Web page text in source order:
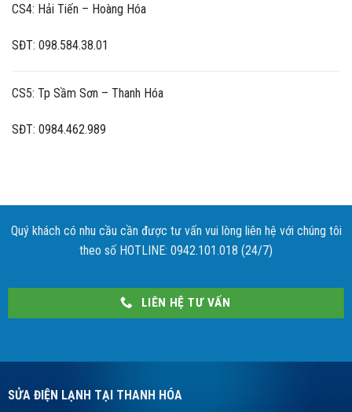
CS4: Hải Tiến – Hoàng Hóa
SĐT: 098.584.38.01
CS5: Tp Sầm Sơn – Thanh Hóa
SĐT: 0984.462.989
Quý khách có nhu cầu cần được tư vấn vui lòng liên hệ với chúng tôi
theo số HOTLINE: 0942.101.018 (24/7)
LIÊN HỆ TƯ VẤN
SỬA ĐIỆN LẠNH TẠI THANH HÓA